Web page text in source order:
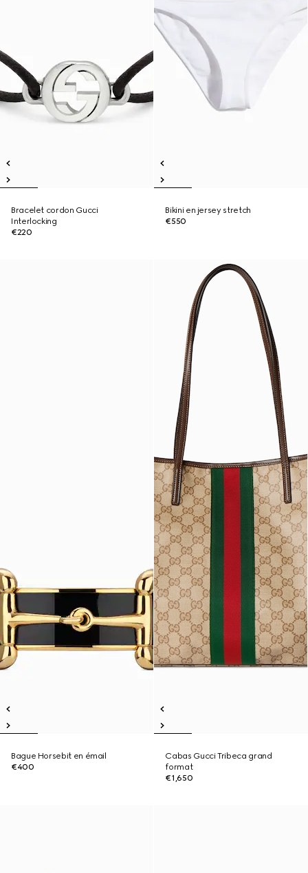
Bracelet cordon Gucci
Interlocking
€220
Bikini en jersey stretch
€550
Bague Horsebit en émail
€400
Cabas Gucci Tribeca grand
format
€1,650